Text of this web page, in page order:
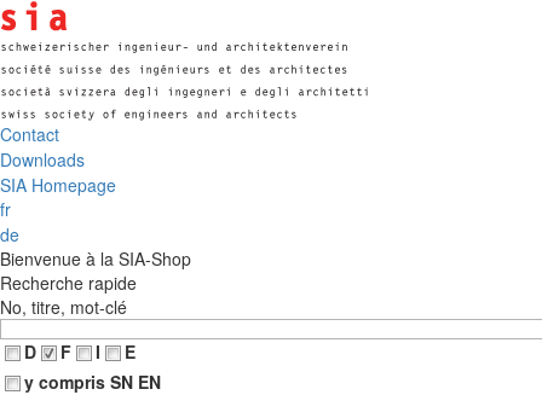
Contact
Downloads
SIA Homepage
fr
de
Bienvenue à la SIA-Shop
Recherche rapide
No, titre, mot-clé
D
F I
E
y compris SN EN